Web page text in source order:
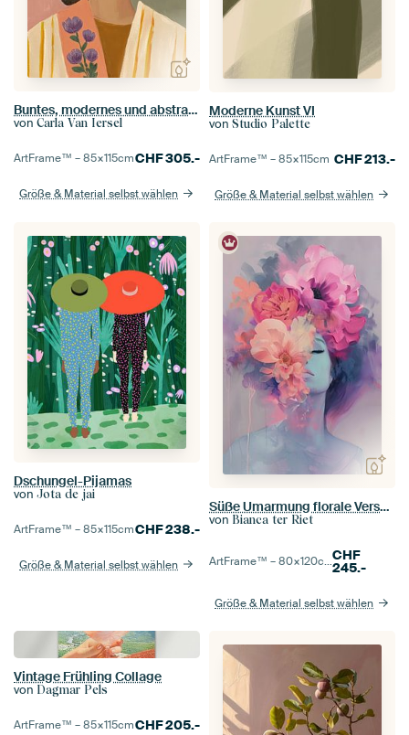
Buntes, modernes und abstraktes Porträt
von Carla Van Iersel
ArtFrame™ –85×115cmCHF305.-
Größe & Material selbst wählen
Moderne Kunst VI
von Studio Palette
ArtFrame™ –85×115cm CHF213.-
Größe & Material selbst wählen
Dschungel-Pijamas
von Jota de jai
ArtFrame™ –85×115cmCHF238.-
Größe & Material selbst wählen
Süße Umarmung florale Verschmelzung
von Bianca ter Riet
ArtFrame™ –80×120cm CHF
245.-
Größe & Material selbst wählen
Vintage Frühling Collage
von Dagmar Pels
ArtFrame™ –85×115cmCHF205.-